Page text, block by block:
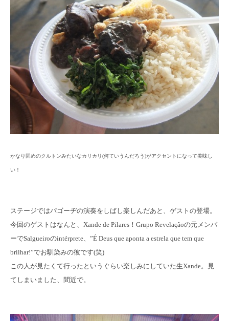
かなり固めのクルトンみたいなカリカリ(何ていうんだろう)がアクセントになって美味し
い！
ステージではパゴーヂの演奏をしばし楽しんだあと、ゲストの登場。
今回のゲストはなんと、Xande de Pilares！Grupo Revelaçãoの元メンバ
ーでSalgueiroのintérprete、”É Deus que aponta a estrela que tem que
brilhar!”でお馴染みの彼です(笑)
この人が見たくて行ったというぐらい楽しみにしていた生Xande。見
てしまいました、間近で。